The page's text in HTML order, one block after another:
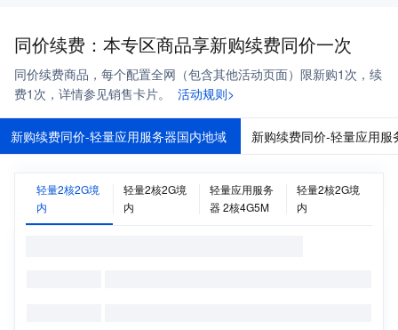
同价续费：本专区商品享新购续费同价一次
同价续费商品，每个配置全网（包含其他活动页面）限新购1次，续
费1次，详情参见销售卡片。
活动规则>
新购续费同价-轻量应用服务器国内地域 新购续费同价-轻量应用服
轻量2核2G境
内
轻量2核2G境
内
轻量应用服务
器 2核4G5M
轻量2核2G境
内